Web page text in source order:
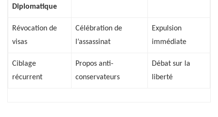
Diplomatique
Révocation de
visas
Célébration de
l’assassinat
Expulsion
immédiate
Ciblage
récurrent
Propos anti-
conservateurs
Débat sur la
liberté